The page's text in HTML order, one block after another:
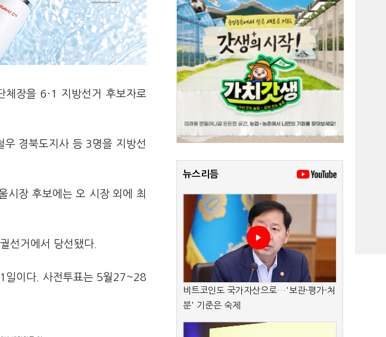
체장을 6·1 지방선거 후보자로
경북도지사 등 3명을 지방선
시장 후보에는 오 시장 외에 최
선거에서 당선됐다.
일이다. 사전투표는 5월27~28
뉴스리듬
비트코인도 국가자산으로…'보관·평가·처
분' 기준은 숙제